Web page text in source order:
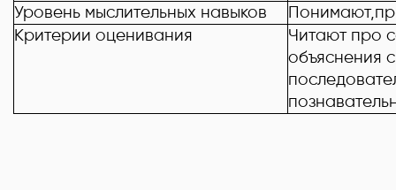
Уровень мыслительных навыков
Критерии оценивания
Читают про
объяснения